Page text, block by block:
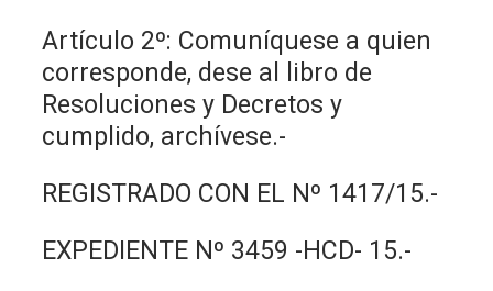
Artículo 2º: Comuníquese a quien
corresponde, dese al libro de
Resoluciones y Decretos y
cumplido, archívese.-
REGISTRADO CON EL Nº 1417/15.-
EXPEDIENTE Nº 3459 -HCD- 15.-